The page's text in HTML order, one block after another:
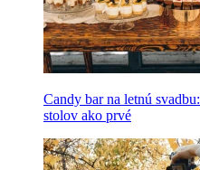
Candy bar na letnú
stolov ako prvé